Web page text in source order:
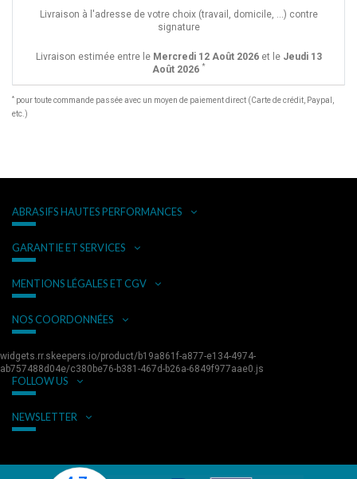
Livraison à l'adresse de votre choix (travail, domicile, ...) contre
signature
Livraison estimée entre le Mercredi 12 Août 2026et le Jeudi 13
Août 2026 *
* pour toute commande passée avec un moyen de paiement direct (Carte de crédit, Paypal,
etc.)
ABRASIFS HAUTES PERFORMANCES
GARANTIE ET SERVICES
MENTIONS LÉGALES ET CGV
NOS COORDONNÉES
widgets.rr.skeepers.io/product/b19a861f-a877-e134-4974-
ab757488d04e/c380be76-b381-467d-b26a-6849f977aae0.js
FOLLOW US
NEWSLETTER